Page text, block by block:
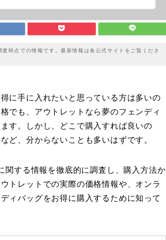
時点での情報です。最新情報は各公式サイトをご覧くださ
に手に入れたいと思っている方は多いの
でも、アウトレットなら夢のフェンディ
す。しかし、どこで購入すれば良いの
ど、分からないことも多いはずです。
関する情報を徹底的に調査し、購入方法か
トレットでの実際の価格情報や、オンラ
ィバッグをお得に購入するために知って